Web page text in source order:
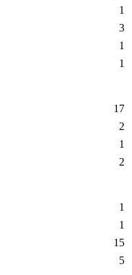
1
3
1
1
17
2
1
2
1
1
15
5